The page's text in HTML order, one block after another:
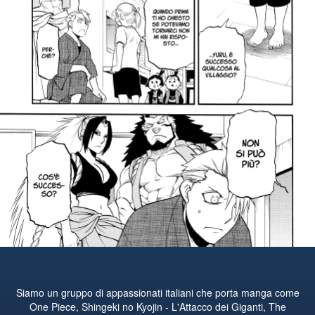
Siamo un gruppo di appassionati italiani che porta manga come
One Piece, Shingeki no Kyojin - L'Attacco dei Giganti, The